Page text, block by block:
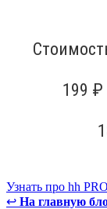
199 ₽
Узнать про hh PRO
↩ На главную